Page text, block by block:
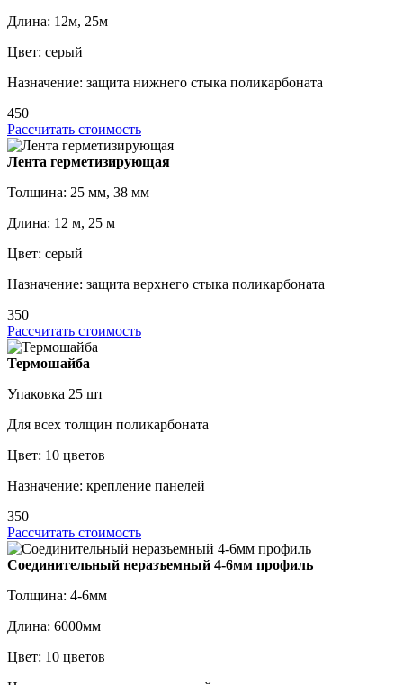
Длина: 12м, 25м
Цвет: серый
Назначение: защита нижнего стыка поликарбоната
450
Рассчитать стоимость
Лента герметизирующая
Толщина: 25 мм, 38 мм
Длина: 12 м, 25 м
Цвет: серый
Назначение: защита верхнего стыка поликарбоната
350
Рассчитать стоимость
Термошайба
Упаковка 25 шт
Для всех толщин поликарбоната
Цвет: 10 цветов
Назначение: крепление панелей
350
Рассчитать стоимость
Соединительный неразъемный 4-6мм профиль
Толщина: 4-6мм
Длина: 6000мм
Цвет: 10 цветов